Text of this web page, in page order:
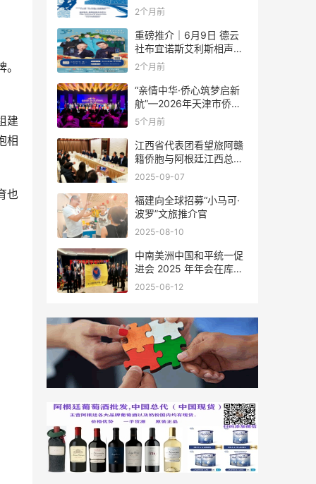
建
相
也
2个月前
重磅推介｜6月9日 德云
社布宜诺斯艾利斯相声专
场！国风曲艺邂逅南美风
结！
2个月前
“亲情中华·侨心筑梦启新
航”—2026年天津市侨界
新春联谊活动成功举办
5个月前
江西省代表团看望旅阿赣
籍侨胞与阿根廷江西总商
会座谈
2025-09-07
福建向全球招募“小马可·
波罗”文旅推介官
2025-08-10
中南美洲中国和平统一促
进会 2025 年年会在库拉
索圆满举行，共绘反“独”
2025-06-12